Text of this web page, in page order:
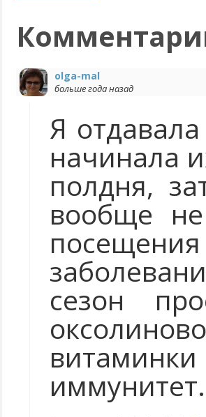
olga-mal
больше года назад
Я
начинала
полдня,
вообще
сезон
иммунитет.